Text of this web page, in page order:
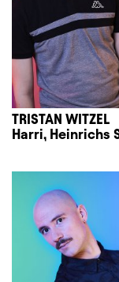
TRISTAN WITZEL
Harri, Heinrichs